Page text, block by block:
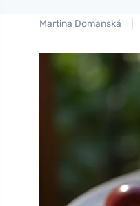
Martina Domanská